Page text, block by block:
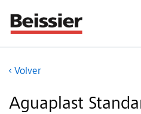
Volver
Aguaplast